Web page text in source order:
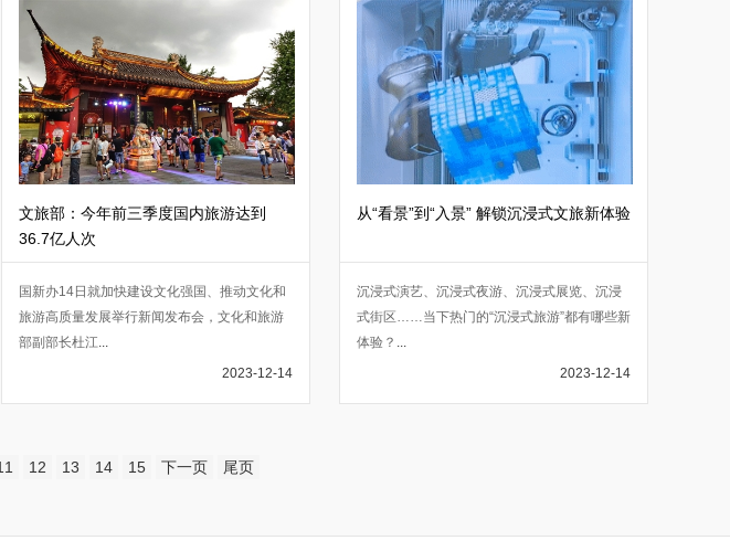
文旅部：今年前三季度国内旅游达到
36.7亿人次
国新办14日就加快建设文化强国、推动文化和
旅游高质量发展举行新闻发布会，文化和旅游
部副部长杜江...
2023-12-14
从“看景”到“入景” 解锁沉浸式文旅新体验
沉浸式演艺、沉浸式夜游、沉浸式展览、沉浸
式街区……当下热门的“沉浸式旅游”都有哪些新
体验？ ...
2023-12-14
12 13 14 15 下一页 尾页